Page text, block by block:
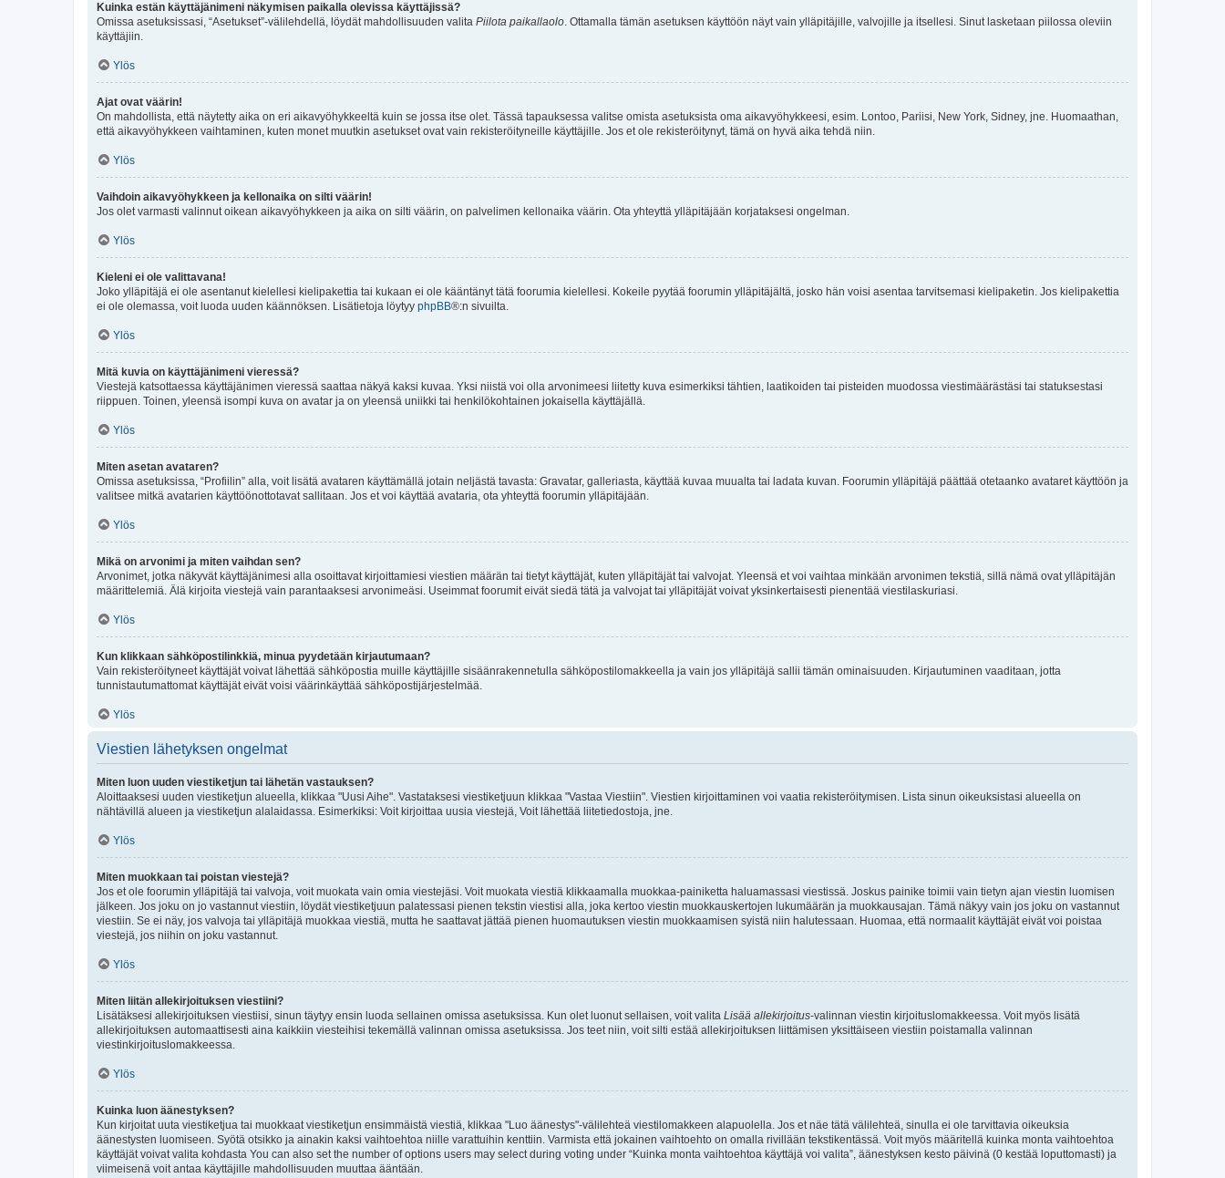
Kuinka estän käyttäjänimeni näkymisen paikalla olevissa käyttäjissä?
Omissa asetuksissasi, “Asetukset”-välilehdellä, löydät mahdollisuuden valita Piilota paikallaolo. Ottamalla tämän asetuksen käyttöön näyt vain ylläpitäjille, valvojille ja itsellesi. Sinut lasketaan piilossa oleviin
käyttäjiin.
Ylös
Ajat ovat väärin!
On mahdollista, että näytetty aika on eri aikavyöhykkeeltä kuin se jossa itse olet. Tässä tapauksessa valitse omista asetuksista oma aikavyöhykkeesi, esim. Lontoo, Pariisi, New York, Sidney, jne. Huomaathan,
että aikavyöhykkeen vaihtaminen, kuten monet muutkin asetukset ovat vain rekisteröityneille käyttäjille. Jos et ole rekisteröitynyt, tämä on hyvä aika tehdä niin.
Ylös
Vaihdoin aikavyöhykkeen ja kellonaika on silti väärin!
Jos olet varmasti valinnut oikean aikavyöhykkeen ja aika on silti väärin, on palvelimen kellonaika väärin. Ota yhteyttä ylläpitäjään korjataksesi ongelman.
Ylös
Kieleni ei ole valittavana!
Joko ylläpitäjä ei ole asentanut kielellesi kielipakettia tai kukaan ei ole kääntänyt tätä foorumia kielellesi. Kokeile pyytää foorumin ylläpitäjältä, josko hän voisi asentaa tarvitsemasi kielipaketin. Jos kielipakettia
ei ole olemassa, voit luoda uuden käännöksen. Lisätietoja löytyy phpBB®:n sivuilta.
Ylös
Mitä kuvia on käyttäjänimeni vieressä?
Viestejä katsottaessa käyttäjänimen vieressä saattaa näkyä kaksi kuvaa. Yksi niistä voi olla arvonimeesi liitetty kuva esimerkiksi tähtien, laatikoiden tai pisteiden muodossa viestimäärästäsi tai statuksestasi
riippuen. Toinen, yleensä isompi kuva on avatar ja on yleensä uniikki tai henkilökohtainen jokaisella käyttäjällä.
Ylös
Miten asetan avataren?
Omissa asetuksissa, “Profiilin” alla, voit lisätä avataren käyttämällä jotain neljästä tavasta: Gravatar, galleriasta, käyttää kuvaa muualta tai ladata kuvan. Foorumin ylläpitäjä päättää otetaanko avataret käyttöön ja
valitsee mitkä avatarien käyttöönottotavat sallitaan. Jos et voi käyttää avataria, ota yhteyttä foorumin ylläpitäjään.
Ylös
Mikä on arvonimi ja miten vaihdan sen?
Arvonimet, jotka näkyvät käyttäjänimesi alla osoittavat kirjoittamiesi viestien määrän tai tietyt käyttäjät, kuten ylläpitäjät tai valvojat. Yleensä et voi vaihtaa minkään arvonimen tekstiä, sillä nämä ovat ylläpitäjän
määrittelemiä. Älä kirjoita viestejä vain parantaaksesi arvonimeäsi. Useimmat foorumit eivät siedä tätä ja valvojat tai ylläpitäjät voivat yksinkertaisesti pienentää viestilaskuriasi.
Ylös
Kun klikkaan sähköpostilinkkiä, minua pyydetään kirjautumaan?
Vain rekisteröityneet käyttäjät voivat lähettää sähköpostia muille käyttäjille sisäänrakennetulla sähköpostilomakkeella ja vain jos ylläpitäjä sallii tämän ominaisuuden. Kirjautuminen vaaditaan, jotta
tunnistautumattomat käyttäjät eivät voisi väärinkäyttää sähköpostijärjestelmää.
Ylös
Viestien lähetyksen ongelmat
Miten luon uuden viestiketjun tai lähetän vastauksen?
Aloittaaksesi uuden viestiketjun alueella, klikkaa "Uusi Aihe". Vastataksesi viestiketjuun klikkaa "Vastaa Viestiin". Viestien kirjoittaminen voi vaatia rekisteröitymisen. Lista sinun oikeuksistasi alueella on
nähtävillä alueen ja viestiketjun alalaidassa. Esimerkiksi: Voit kirjoittaa uusia viestejä, Voit lähettää liitetiedostoja, jne.
Ylös
Miten muokkaan tai poistan viestejä?
Jos et ole foorumin ylläpitäjä tai valvoja, voit muokata vain omia viestejäsi. Voit muokata viestiä klikkaamalla muokkaa-painiketta haluamassasi viestissä. Joskus painike toimii vain tietyn ajan viestin luomisen
jälkeen. Jos joku on jo vastannut viestiin, löydät viestiketjuun palatessasi pienen tekstin viestisi alla, joka kertoo viestin muokkauskertojen lukumäärän ja muokkausajan. Tämä näkyy vain jos joku on vastannut
viestiin. Se ei näy, jos valvoja tai ylläpitäjä muokkaa viestiä, mutta he saattavat jättää pienen huomautuksen viestin muokkaamisen syistä niin halutessaan. Huomaa, että normaalit käyttäjät eivät voi poistaa
viestejä, jos niihin on joku vastannut.
Ylös
Miten liitän allekirjoituksen viestiini?
Lisätäksesi allekirjoituksen viestiisi, sinun täytyy ensin luoda sellainen omissa asetuksissa. Kun olet luonut sellaisen, voit valita Lisää allekirjoitus-valinnan viestin kirjoituslomakkeessa. Voit myös lisätä
allekirjoituksen automaattisesti aina kaikkiin viesteihisi tekemällä valinnan omissa asetuksissa. Jos teet niin, voit silti estää allekirjoituksen liittämisen yksittäiseen viestiin poistamalla valinnan
viestinkirjoituslomakkeessa.
Ylös
Kuinka luon äänestyksen?
Kun kirjoitat uuta viestiketjua tai muokkaat viestiketjun ensimmäistä viestiä, klikkaa "Luo äänestys"-välilehteä viestilomakkeen alapuolella. Jos et näe tätä välilehteä, sinulla ei ole tarvittavia oikeuksia
äänestysten luomiseen. Syötä otsikko ja ainakin kaksi vaihtoehtoa niille varattuihin kenttiin. Varmista että jokainen vaihtoehto on omalla rivillään tekstikentässä. Voit myös määritellä kuinka monta vaihtoehtoa
käyttäjät voivat valita kohdasta You can also set the number of options users may select during voting under “Kuinka monta vaihtoehtoa käyttäjä voi valita”, äänestyksen kesto päivinä (0 kestää loputtomasti) ja
viimeisenä voit antaa käyttäjille mahdollisuuden muuttaa ääntään.